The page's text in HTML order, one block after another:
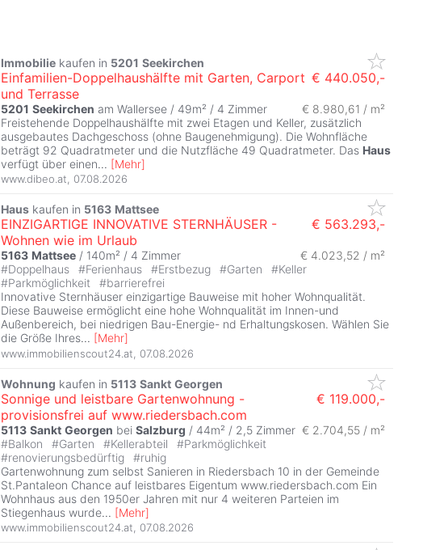
Immobilie kaufen in 5201 Seekirchen
Einfamilien-Doppelhaushälfte mit Garten, Carport
und Terrasse
€ 440.050,-
5201 Seekirchen am Wallersee / 49m² / 4 Zimmer
€ 8.980,61 / m²
Freistehende Doppelhaushälfte mit zwei Etagen und Keller, zusätzlich
ausgebautes Dachgeschoss (ohne Baugenehmigung). Die Wohnfläche
beträgt 92 Quadratmeter und die Nutzfläche 49 Quadratmeter. Das Haus
verfügt über einen... [Mehr]
www.dibeo.at, 07.08.2026
Haus kaufen in 5163 Mattsee
EINZIGARTIGE INNOVATIVE STERNHÄUSER -
Wohnen wie im Urlaub
€ 563.293,-
5163 Mattsee / 140m² / 4 Zimmer
€ 4.023,52 / m²
#Doppelhaus #Ferienhaus #Erstbezug #Garten #Keller
#Parkmöglichkeit #barrierefrei
Innovative Sternhäuser einzigartige Bauweise mit hoher Wohnqualität.
Diese Bauweise ermöglicht eine hohe Wohnqualität im Innen-und
Außenbereich, bei niedrigen Bau-Energie- nd Erhaltungskosen. Wählen Sie
die Größe Ihres... [Mehr]
www.immobilienscout24.at 07.08.2026
Wohnung kaufen in 5113 Sankt Georgen
Sonnige und leistbare Gartenwohnung -
provisionsfrei auf www.riedersbach.com
€ 119.000,-
5113 Sankt Georgen bei Salzburg / 44m² / 2,5 Zimmer € 2.704,55 / m²
#Balkon #Garten #Kellerabteil #Parkmöglichkeit
#renovierungsbedürftig #ruhig
Gartenwohnung zum selbst Sanieren in Riedersbach 10 in der Gemeinde
St.Pantaleon Chance auf leistbares Eigentum www.riedersbach.com Ein
Wohnhaus aus den 1950er Jahren mit nur 4 weiteren Parteien im
Stiegenhaus wurde... [Mehr]
www.immobilienscout24.at, 07.08.2026